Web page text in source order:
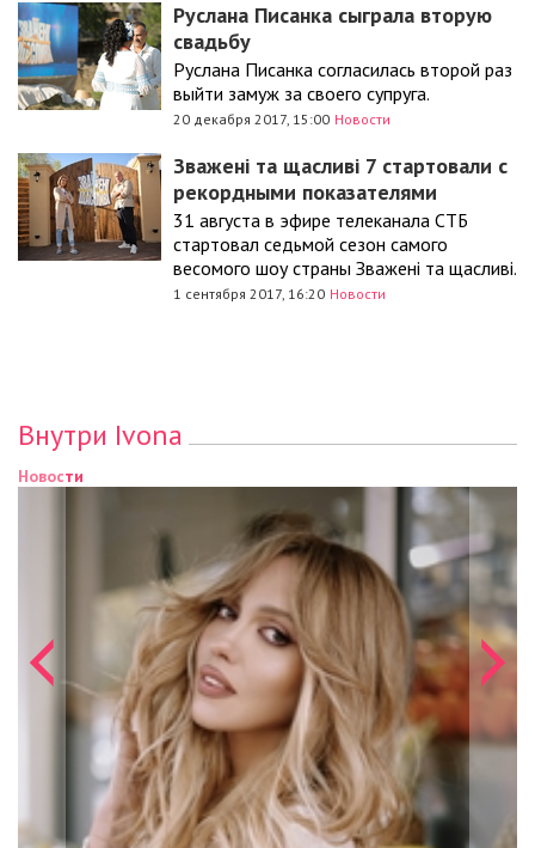
Руслана Писанка сыграла вторую
свадьбу
Руслана Писанка согласилась второй раз
выйти замуж за своего супруга.
20 декабря 2017, 15:00 Новости
Зважені та щасливі 7 стартовали с
рекордными показателями
31 августа в эфире телеканала СТБ
стартовал седьмой сезон самого
весомого шоу страны Зважені та щасливі.
1 сентября 2017, 16:20 Новости
Внутри Ivona
Новости